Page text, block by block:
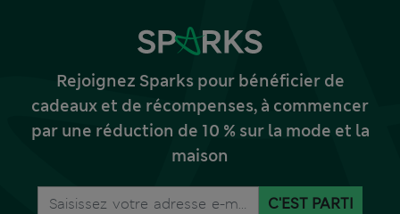
Rejoignez Sparks pour bénéficier de
cadeaux et de récompenses, à commencer
par une réduction de 10 % sur la mode et la
maison
C'EST PARTI